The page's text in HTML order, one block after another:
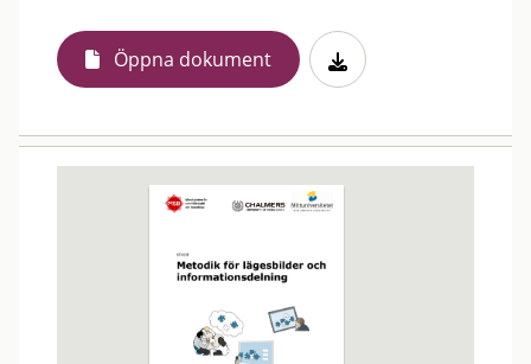
Öppna dokument